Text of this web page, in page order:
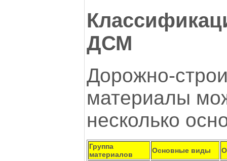
ДСМ
Дорожно-
материалы
несколько
Группа
материалов
Основные виды